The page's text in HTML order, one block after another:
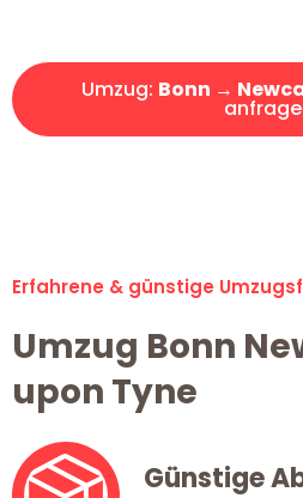
Umzug: Bonn →
Erfahrene & günstige
Umzug Bonn
upon Tyne
Günstige